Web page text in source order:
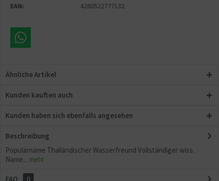
EAN:
4260522777132
Ähnliche Artikel
Kunden kauften auch
Kunden haben sich ebenfalls angesehen
Beschreibung
Populärname Thailändischer Wasserfreund Vollständiger wiss.
Name... mehr
FAQ
0